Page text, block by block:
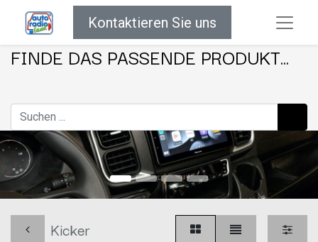
Kontaktieren Sie uns
FINDE DAS PASSENDE PRODUKT...
Kicker